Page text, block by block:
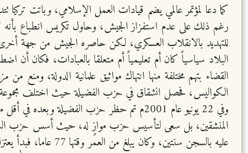
كما دعا لمؤتمر عالمي يضم قيادات العمل الإسلامي، وباتت
للتهديد بالانقلاب العسكري، لكن حاصره الجيش من جهة
الكواليس، فحصل انشقاق في حزب الفضيلة حيث اختلف مجموعة
عليه بالسجن